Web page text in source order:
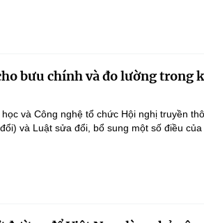
bưu chính và đo lường trong
và Công nghệ tổ chức Hội nghị truyền
và Luật sửa đổi, bổ sung một số điều của